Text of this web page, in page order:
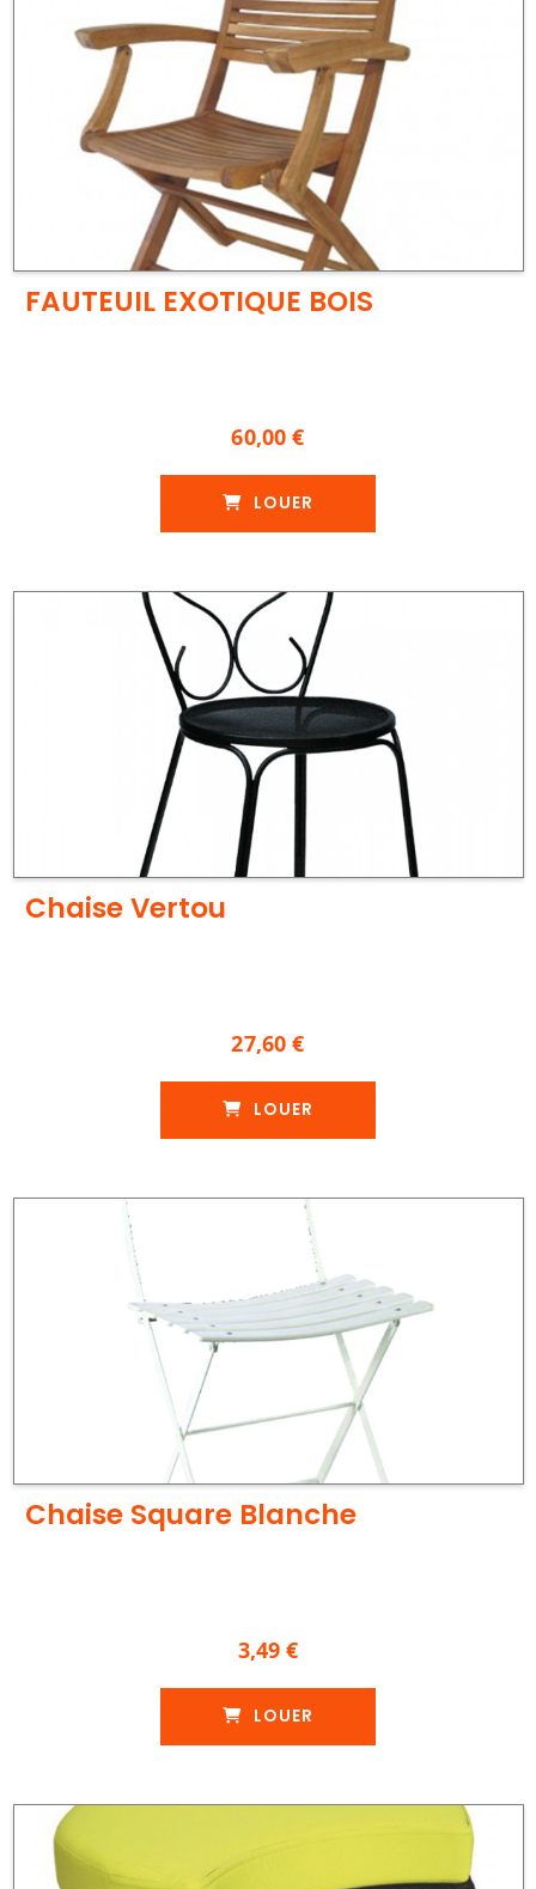
FAUTEUIL EXOTIQUE BOIS
60,00 €
LOUER
Chaise Vertou
27,60 €
LOUER
Chaise Square Blanche
3,49 €
LOUER